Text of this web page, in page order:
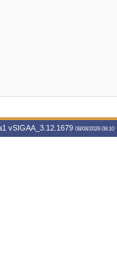
vSIGAA_3.12.1679 08/08/2026 08:10